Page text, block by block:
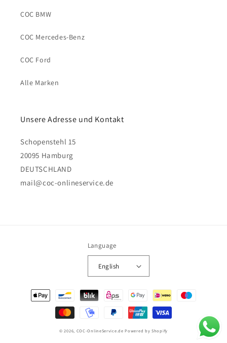
COC BMW
COC Mercedes-Benz
COC Ford
Alle Marken
Unsere Adresse und Kontakt
Schopenstehl 15
20095 Hamburg
DEUTSCHLAND
mail@coc-onlineservice.de
Language
English
Payment
methods
© 2026, COC-OnlineService.de Powered by Shopify